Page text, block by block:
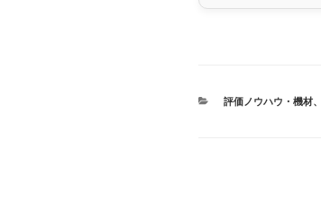
カ
評価ノウハウ・機材、